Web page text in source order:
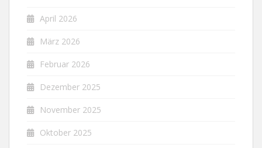
April 2026
März 2026
Februar 2026
Dezember 2025
November 2025
Oktober 2025